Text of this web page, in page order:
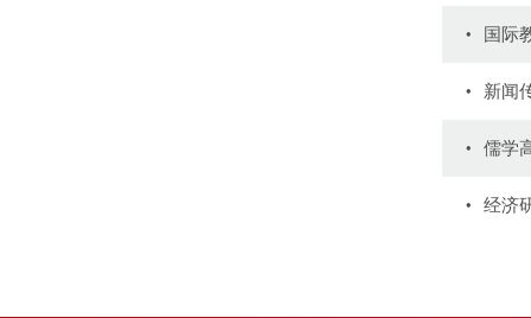
国际
新闻
儒学
经济